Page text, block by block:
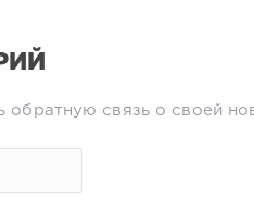
обратную связь о своей